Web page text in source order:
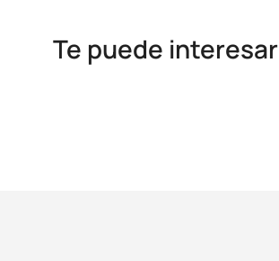
Te puede interesar